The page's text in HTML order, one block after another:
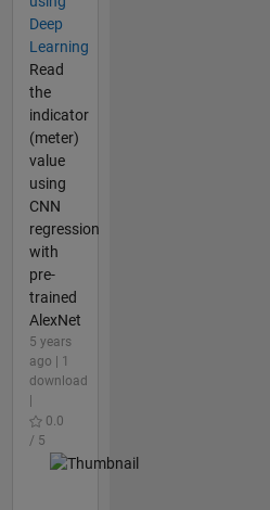
Deep
Learning
Read
the
indicator
(meter)
value
using
CNN
regression
with
pre-
trained
AlexNet
5 years
ago | 1
download
0.0
/ 5